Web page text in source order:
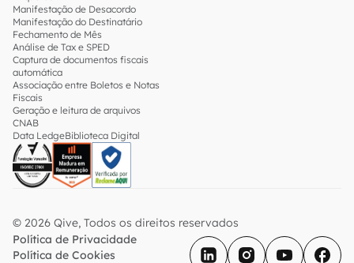
Manifestação de Desacordo
Manifestação do Destinatário
Fechamento de Mês
Análise de Tax e SPED
Captura de documentos fiscais
automática
Associação entre Boletos e Notas
Fiscais
Geração e leitura de arquivos
CNAB
Data LedgeBiblioteca Digital
© 2026 Qive, Todos os direitos reservados
Política de Privacidade
Política de Cookies